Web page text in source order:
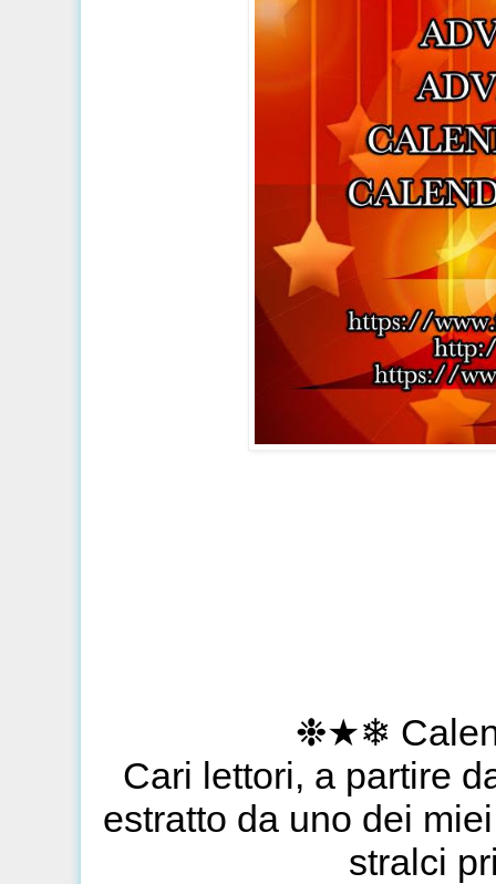
❉★❄
Cari lettori, a partire
estratto da uno dei
stralci